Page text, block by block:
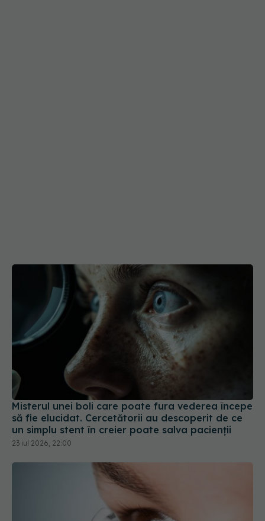
Misterul unei boli care poate fura vederea începe
să fie elucidat. Cercetătorii au descoperit de ce
un simplu stent în creier poate salva pacienții
23 iul 2026, 22:00